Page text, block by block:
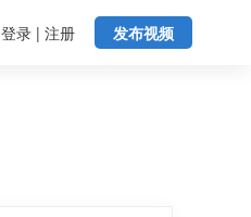
发布视频
登录 | 注册